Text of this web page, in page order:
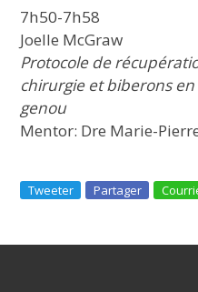
7h50-7h58
Joelle McGraw
Protocole de
chirurgie et biberons
genou
Mentor: Dre Marie-
Tweeter Partager